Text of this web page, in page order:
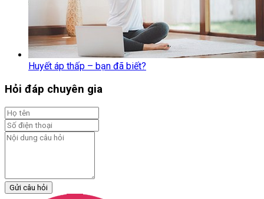
Huyết áp thấp – bạn đã biết?
Hỏi đáp chuyên gia
Gửi câu hỏi